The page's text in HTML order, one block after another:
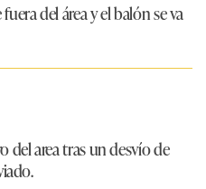
del área y el balón se va
del area tras un desvío de